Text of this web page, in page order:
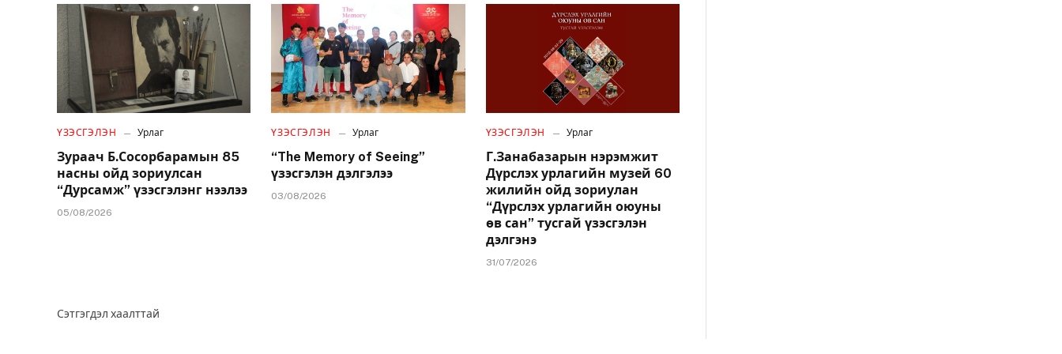
ҮЗЭСГЭЛЭН Урлаг
Зураач Б.Сосорбарамын 85
насны ойд зориулсан
“Дурсамж” үзэсгэлэнг нээлээ
05/08/2026
ҮЗЭСГЭЛЭН Урлаг
“The Memory of Seeing”
үзэсгэлэн дэлгэлээ
03/08/2026
ҮЗЭСГЭЛЭН Урлаг
Г.Занабазарын нэрэмжит
Дүрслэх урлагийн музей 60
жилийн ойд зориулан
“Дүрслэх урлагийн оюуны
өв сан” тусгай үзэсгэлэн
дэлгэнэ
31/07/2026
Сэтгэгдэл хаалттай